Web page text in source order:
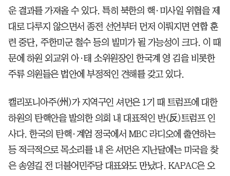
운 결과를 가져올 수 있다. 특히 북한의 핵·미사일 위협을 제
대로 다루지 않으면서 종전 선언부터 먼저 이뤄지면 연합 훈
련 중단, 주한미군 철수 등의 빌미가 될 가능성이 크다. 이 때
문에 하원 외교위 아·태 소위원장인 한국계 영 김을 비롯한
주류 의원들은 법안에 부정적인 견해를 갖고 있다.
캘리포니아주(州)가 지역구인 셔먼은 1기 때 트럼프에 대한
하원의 탄핵안을 발의한 의회 내 대표적인 반(反)트럼프 인
사다. 한국의 탄핵·계엄 정국에서 MBC 라디오에 출연하는
등 적극적으로 목소리를 내 온 셔먼은 지난달에는 미국을 찾
은 송영길 전 더불어민주당 대표와도 만났다. KAPAC은 오